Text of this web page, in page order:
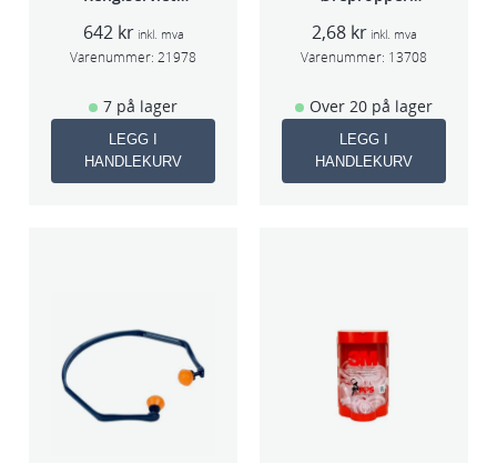
642 kr inkl. mva
Varenummer: 21978
7 på lager
LEGG I
HANDLEKURV
2,68 kr inkl. mva
Varenummer: 13708
Over 20 på lager
LEGG I
HANDLEKURV